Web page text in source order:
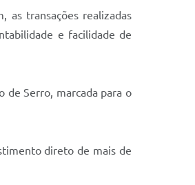
as transações realizadas
e facilidade de
de Serro, marcada para o
direto de mais de